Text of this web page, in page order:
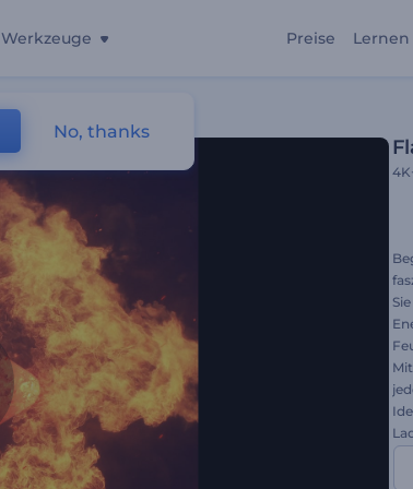
Werkzeuge Preise Lernen
No, thanks